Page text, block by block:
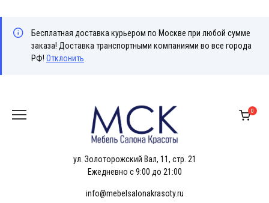
Бесплатная доставка курьером по Москве при любой сумме
заказа! Доставка транспортными компаниями во все города
РФ! Отклонить
содержанию
ул. Золоторожский Вал, 11, стр. 21
Ежедневно с 9:00 до 21:00
info@mebelsalonakrasoty.ru
0